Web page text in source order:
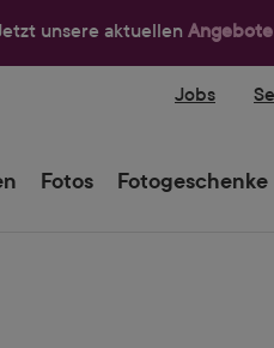
unsere aktuellen
Jobs
Fotos Fotogeschenke